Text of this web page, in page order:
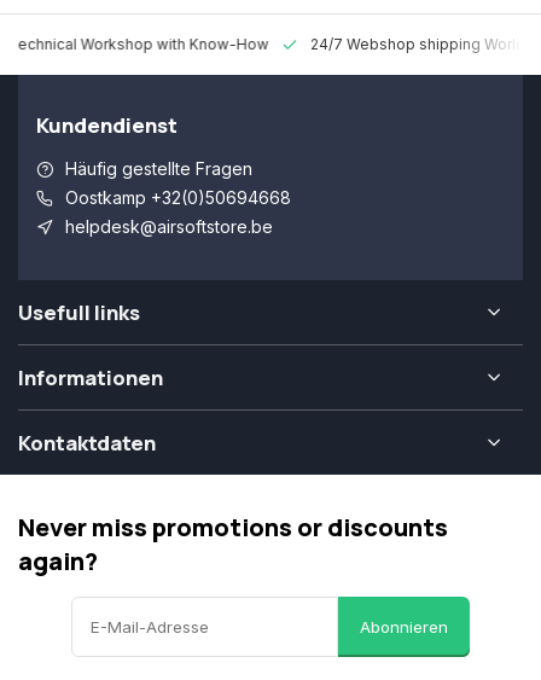
Technical Workshop with Know-How 24/7 Webshop shipping
Kundendienst
Häufig gestellte Fragen
Oostkamp +32(0)50694668
helpdesk@airsoftstore.be
Usefull links
Informationen
Kontaktdaten
Never miss promotions or discounts
again?
Abonnieren